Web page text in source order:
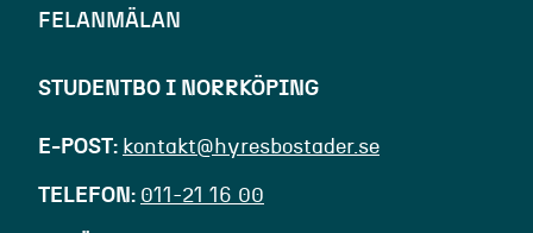
FELANMÄLAN
STUDENTBO I NORRKÖPING
E-POST kontakt@hyresbostader.se
TELEFON 011-21 16 00